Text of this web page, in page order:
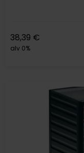
38,39 €
alv 0%